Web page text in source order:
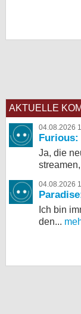
AKTUELLE
04.08.2026
Ja, die
04.08.2026
Ich bin
den...